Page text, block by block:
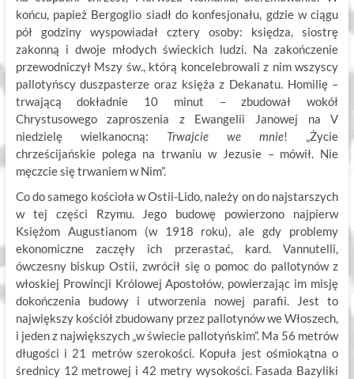
końcu, papież Bergoglio siadł do konfesjonału, gdzie w ciągu
pół godziny wyspowiadał cztery osoby: księdza, siostrę
zakonną i dwoje młodych świeckich ludzi. Na zakończenie
przewodniczył Mszy św., którą koncelebrowali z nim wszyscy
pallotyńscy duszpasterze oraz księża z Dekanatu. Homilię –
trwającą dokładnie 10 minut – zbudował wokół
Chrystusowego zaproszenia z Ewangelii Janowej na V
niedzielę wielkanocną: Trwajcie we mnie! „Życie
chrześcijańskie polega na trwaniu w Jezusie – mówił. Nie
męczcie się trwaniem w Nim”.
Co do samego kościoła w Ostii-Lido, należy on do najstarszych
w tej części Rzymu. Jego budowę powierzono najpierw
Księżom Augustianom (w 1918 roku), ale gdy problemy
ekonomiczne zaczęły ich przerastać, kard. Vannutelli,
ówczesny biskup Ostii, zwrócił się o pomoc do pallotynów z
włoskiej Prowincji Królowej Apostołów, powierzając im misję
dokończenia budowy i utworzenia nowej parafii. Jest to
największy kościół zbudowany przez pallotynów we Włoszech,
i jeden z największych „w świecie pallotyńskim”. Ma 56 metrów
długości i 21 metrów szerokości. Kopuła jest ośmiokątna o
średnicy 12 metrowej i 42 metry wysokości. Fasada Bazyliki